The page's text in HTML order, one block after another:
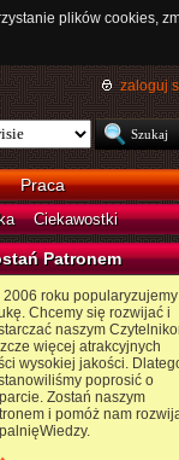
plików cookies,
zaloguj
Praca
Ciekawostki
Patronem
2006 roku popularyzujemy
Chcemy się rozwijać i
naszym
więcej atrakcyjnych
wysokiej jakości.
poprosić o
Zostań naszym
i pomóż nam